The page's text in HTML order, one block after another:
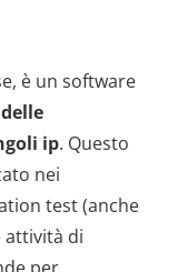
è un software
ip. Questo
nei
test (anche
attività di